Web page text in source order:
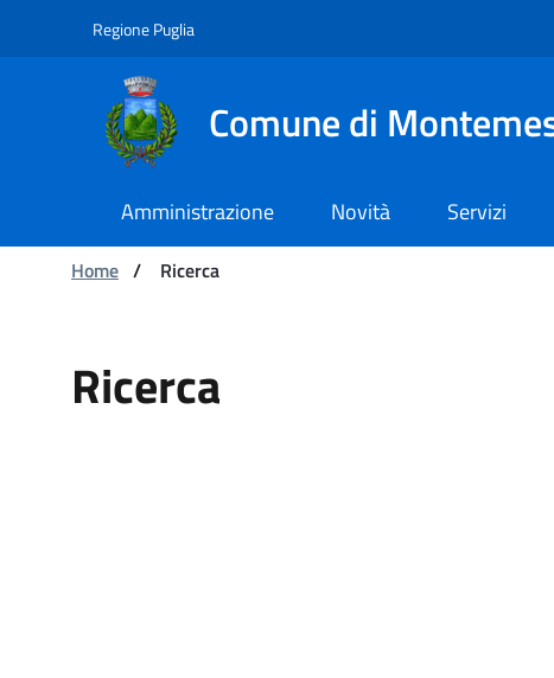
Navigazione
Salta al contenuto
Regione Puglia
Comune di
Amministrazione Novità Servizi
Ti trovi in:
Home / Ricerca
Ricerca